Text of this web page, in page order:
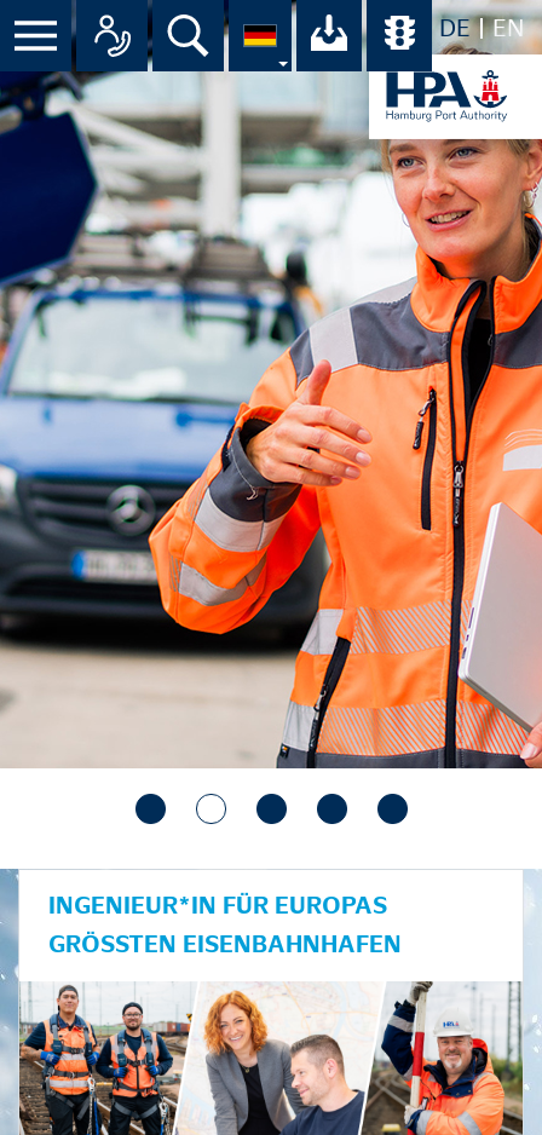
DE EN
Suche Ihr Download-
INGENIEUR*IN FÜR EUROPAS
GRÖSSTEN EISENBAHNHAFEN